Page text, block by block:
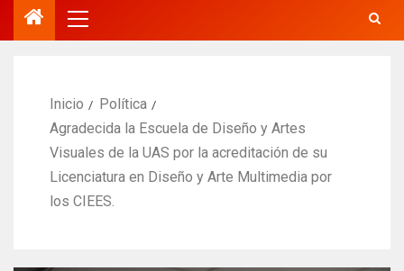
Inicio
Política
Agradecida la Escuela de Diseño y Artes
Visuales de la UAS por la acreditación de su
Licenciatura en Diseño y Arte Multimedia por
los CIEES.